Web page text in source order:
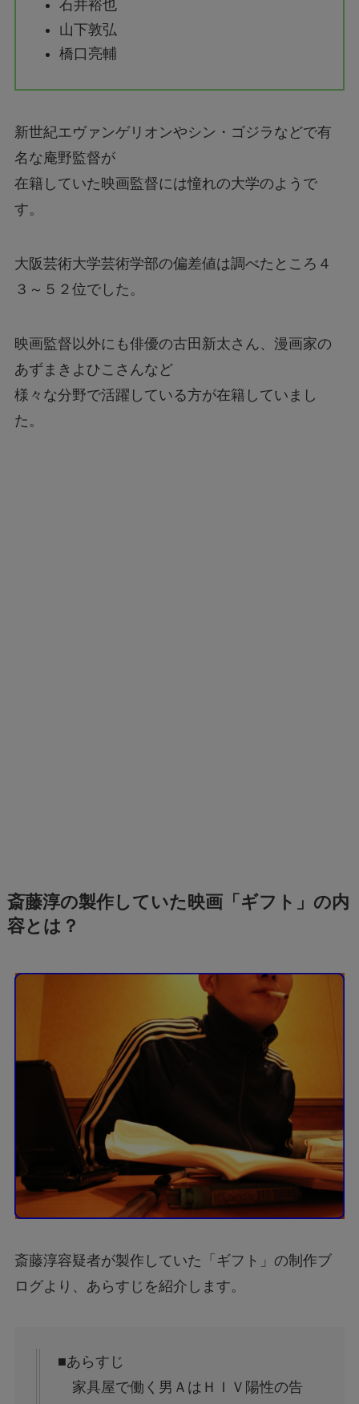
石井裕也
山下敦弘
橋口亮輔
新世紀エヴァンゲリオンやシン・ゴジラなどで有
名な庵野監督が
在籍していた映画監督には憧れの大学のようで
す。
大阪芸術大学芸術学部の偏差値は調べたところ４
３～５２位でした。
映画監督以外にも俳優の古田新太さん、漫画家の
あずまきよひこさんなど
様々な分野で活躍している方が在籍していまし
た。
斎藤淳の製作していた映画「ギフト」の内
容とは？
斎藤淳容疑者が製作していた「ギフト」の制作ブ
ログより、あらすじを紹介します。
■あらすじ
家具屋で働く男ＡはＨＩＶ陽性の告